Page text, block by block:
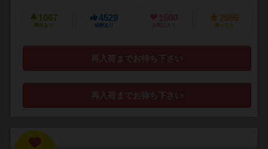
1067
興味あり
4529
経験あり
1500
お気に入り
2956
持ってる
再入荷までお待ち下さい
再入荷までお待ち下さい